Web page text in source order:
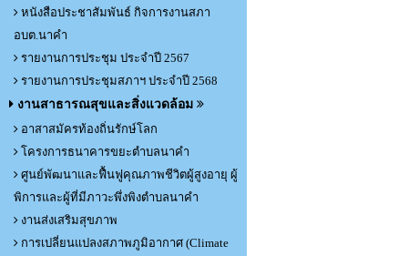
หนังสือประชาสัมพันธ์ กิจการงานสภา
อบต.นาคำ
รายงานการประชุม ประจำปี 2567
รายงานการประชุมสภาฯ ประจำปี 2568
งานสาธารณสุขและสิ่งแวดล้อม
อาสาสมัครท้องถิ่นรักษ์โลก
โครงการธนาคารขยะตำบลนาคำ
ศูนย์พัฒนาและฟื้นฟูคุณภาพชีวิตผู้สูงอายุ ผู้
พิการและผู้ที่มีภาวะพึ่งพิงตำบลนาคำ
งานส่งเสริมสุขภาพ
การเปลี่ยนแปลงสภาพภูมิอากาศ (Climate